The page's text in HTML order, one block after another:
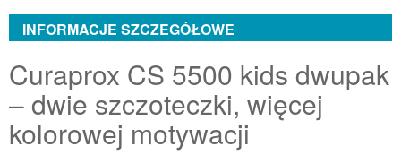
INFORMACJE SZCZEGÓŁOWE
Curaprox CS 5500 kids dwupak
– dwie szczoteczki, więcej
kolorowej motywacji